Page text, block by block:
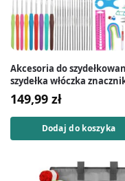
Akcesoria do
szydełka włóczka
zestaw 105 el.
149,99 zł
Dodaj do koszyka